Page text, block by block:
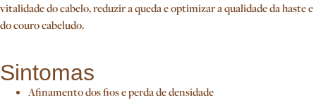
vitalidade do cabelo, reduzir a queda e optimizar a qualidade da haste e
do couro cabeludo.
Sintomas
Afinamento dos fios e perda de densidade